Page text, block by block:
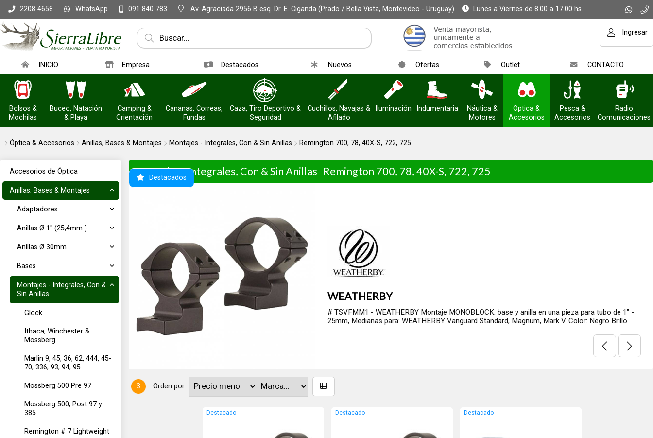
2208 4658 WhatsApp 091 840 783 Av. Agraciada 2956 B esq. Dr. E. Ciganda (Prado / Bella Vista, Montevideo - Uruguay) Lunes a Viernes de 8.00 a 17.00 hs.
Ingresar
INICIO Empresa Destacados Nuevos Ofertas Outlet CONTACTO
Bolsos &
Mochilas
Buceo, Natación
& Playa
Camping &
Orientación
Cananas, Correas,
Fundas
Caza, Tiro Deportivo &
Seguridad
Cuchillos, Navajas &
Afilado
Iluminación Indumentaria
Náutica &
Motores
Óptica &
Accesorios
Pesca &
Accesorios
Radio
Comunicaciones
Óptica & Accesorios Anillas, Bases & Montajes Montajes - Integrales, Con & Sin Anillas Remington 700, 78, 40X-S, 722, 725
Accesorios de Óptica
Anillas, Bases & Montajes
Adaptadores
Anillas Ø 1" (25,4mm )
Anillas Ø 30mm
Bases
Montajes - Integrales, Con &
Sin Anillas
Glock
Ithaca, Winchester &
Mossberg
Marlin 9, 45, 36, 62, 444, 45-
70, 336, 93, 94, 95
Mossberg 500 Pre 97
Mossberg 500, Post 97 y
385
Remington # 7 Lightweight
Montajes - Integrales, Con & Sin Anillas Remington 700, 78, 40X-S, 722, 725
Destacados
en una pieza para tubo de 1" -
WEATHERBY
# TSVFMM1 - WEATHERBY Montaje MONOBLOCK, base y anilla en una pieza para tubo de 1" -
25mm, Medianas para: WEATHERBY Vanguard Standard, Magnum, Mark V. Color: Negro Brillo.
3 Orden por
Destacado Destacado Destacado